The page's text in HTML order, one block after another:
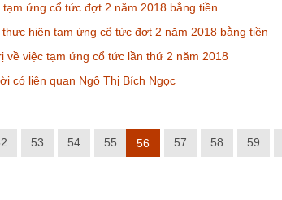
ứng cổ tức đợt 2 năm 2018 bằng tiền
hiện tạm ứng cổ tức đợt 2 năm 2018 bằng tiền
về việc tạm ứng cổ tức lần thứ 2 năm 2018
có liên quan Ngô Thị Bích Ngọc
53 54 55 56 57 58 59